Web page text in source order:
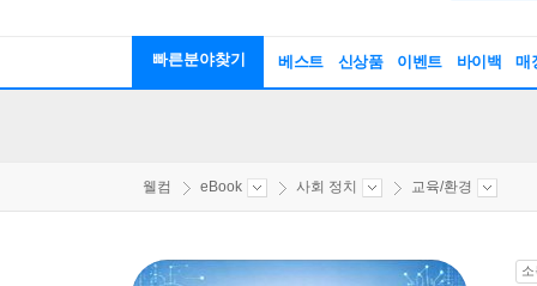
빠른분야찾기 베스트 신상품 이벤트 바이백 매
웰컴 eBook 사회 정치 교육/환경